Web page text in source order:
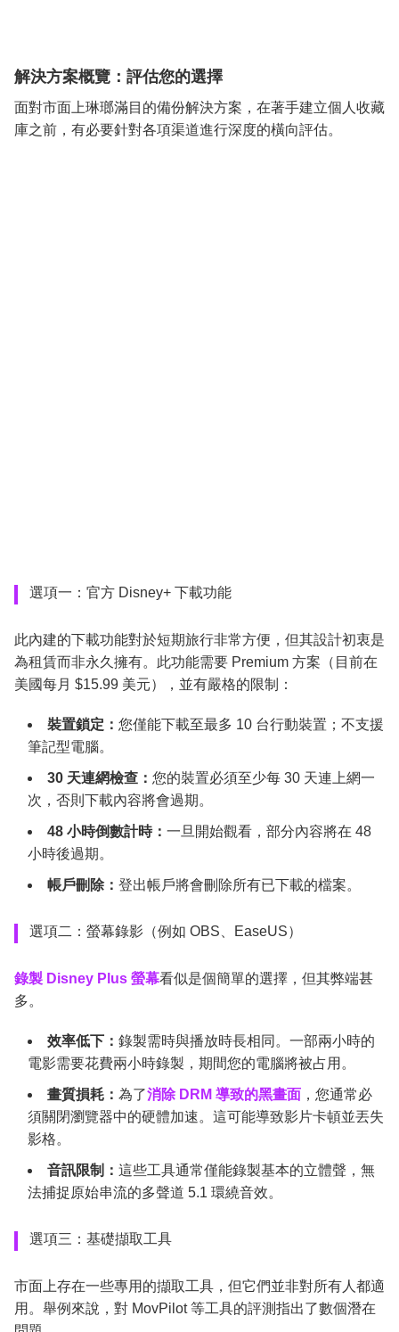
解決方案概覽：評估您的選擇
面對市面上琳瑯滿目的備份解決方案，在著手建立個人收藏
庫之前，有必要針對各項渠道進行深度的橫向評估。
選項一：官方 Disney+ 下載功能
此內建的下載功能對於短期旅行非常方便，但其設計初衷是
為租賃而非永久擁有。此功能需要 Premium 方案（目前在
美國每月 $15.99 美元），並有嚴格的限制：
裝置鎖定： 您僅能下載至最多 10 台行動裝置；不支援
筆記型電腦。
30 天連網檢查： 您的裝置必須至少每 30 天連上網一
次，否則下載內容將會過期。
48 小時倒數計時： 一旦開始觀看，部分內容將在 48
小時後過期。
帳戶刪除： 登出帳戶將會刪除所有已下載的檔案。
選項二：螢幕錄影（例如 OBS、EaseUS）
錄製 Disney Plus 螢幕看似是個簡單的選擇，但其弊端甚
多。
效率低下： 錄製需時與播放時長相同。一部兩小時的
電影需要花費兩小時錄製，期間您的電腦將被占用。
畫質損耗： 為了消除 DRM 導致的黑畫面 ，您通常必
須關閉瀏覽器中的硬體加速。這可能導致影片卡頓並丟失
影格。
音訊限制： 這些工具通常僅能錄製基本的立體聲，無
法捕捉原始串流的多聲道 5.1 環繞音效。
選項三：基礎擷取工具
市面上存在一些專用的擷取工具，但它們並非對所有人都適
用。舉例來說，對 MovPilot 等工具的評測指出了數個潛在